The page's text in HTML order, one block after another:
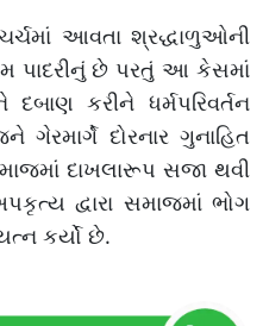
આવતા શ્રદ્ધાળુઓની
પાદરીનું છે પરતું આ કેસમાં
દબાણ કરીને ધર્મપરિવર્તન
દોરનાર ગુનાહિત
દાખલારૂપ સજા થવી
દ્વારા સમાજમાં ભોગ
કર્યો છે.